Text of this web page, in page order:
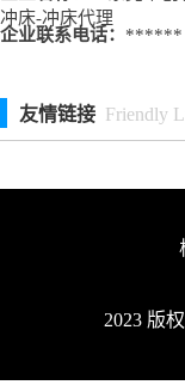
冲床-冲床代理
企业联系电话： ******
友情链接 Friendly
2023 版